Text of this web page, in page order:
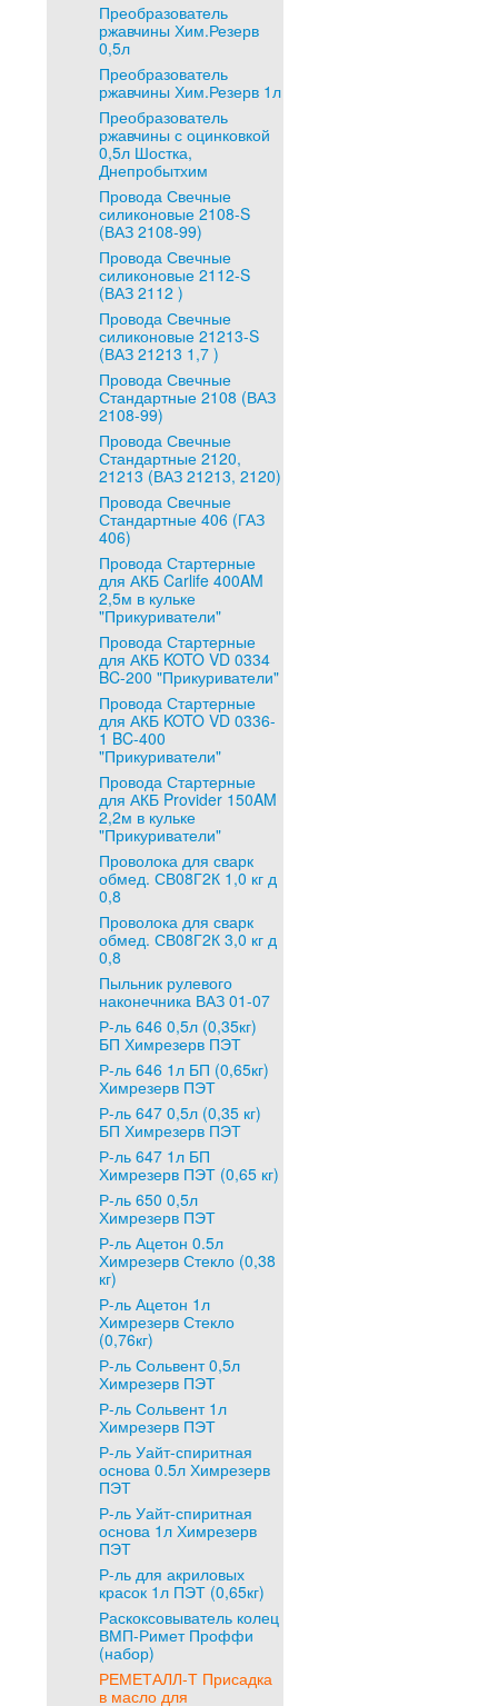
Преобразователь
ржавчины Хим.Резерв
0,5л
Преобразователь
ржавчины Хим.Резерв 1л
Преобразователь
ржавчины с оцинковкой
0,5л Шостка,
Днепробытхим
Провода Свечные
силиконовые 2108-S
(ВАЗ 2108-99)
Провода Свечные
силиконовые 2112-S
(ВАЗ 2112 )
Провода Свечные
силиконовые 21213-S
(ВАЗ 21213 1,7 )
Провода Свечные
Стандартные 2108 (ВАЗ
2108-99)
Провода Свечные
Стандартные 2120,
21213 (ВАЗ 21213, 2120)
Провода Свечные
Стандартные 406 (ГАЗ
406)
Провода Стартерные
для АКБ Carlife 400AM
2,5м в кульке
"Прикуриватели"
Провода Стартерные
для АКБ KOTO VD 0334
BC-200 "Прикуриватели"
Провода Стартерные
для АКБ KOTO VD 0336-
1 BC-400
"Прикуриватели"
Провода Стартерные
для АКБ Provider 150AM
2,2м в кульке
"Прикуриватели"
Проволока для сварк
обмед. СВ08Г2К 1,0 кг д
0,8
Проволока для сварк
обмед. СВ08Г2К 3,0 кг д
0,8
Пыльник рулевого
наконечника ВАЗ 01-07
Р-ль 646 0,5л (0,35кг)
БП Химрезерв ПЭТ
Р-ль 646 1л БП (0,65кг)
Химрезерв ПЭТ
Р-ль 647 0,5л (0,35 кг)
БП Химрезерв ПЭТ
Р-ль 647 1л БП
Химрезерв ПЭТ (0,65 кг)
Р-ль 650 0,5л
Химрезерв ПЭТ
Р-ль Ацетон 0.5л
Химрезерв Стекло (0,38
кг)
Р-ль Ацетон 1л
Химрезерв Стекло
(0,76кг)
Р-ль Сольвент 0,5л
Химрезерв ПЭТ
Р-ль Сольвент 1л
Химрезерв ПЭТ
Р-ль Уайт-спиритная
основа 0.5л Химрезерв
ПЭТ
Р-ль Уайт-спиритная
основа 1л Химрезерв
ПЭТ
Р-ль для акриловых
красок 1л ПЭТ (0,65кг)
Раскоксовыватель колец
ВМП-Римет Проффи
(набор)
РЕМЕТАЛЛ-Т Присадка
в масло для